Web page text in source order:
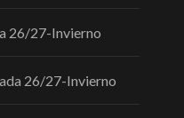
26/27-Invierno
26/27-Invierno